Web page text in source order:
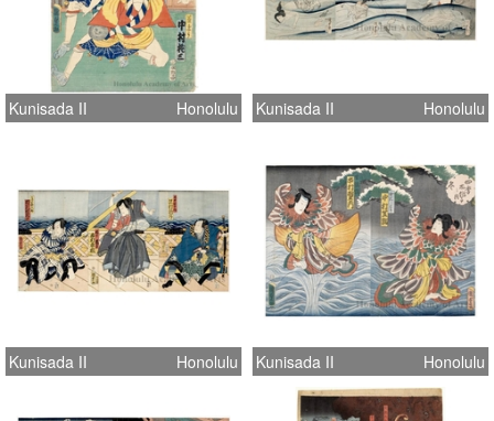
Kunisada II Honolulu Kunisada II Honolulu
Kunisada II Honolulu Kunisada II Honolulu